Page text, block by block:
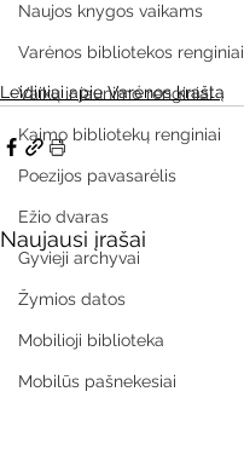
Naujos knygos vaikams
Varėnos bibliotekos renginiai
Vaikų ir jaunimo renginiai
Kaimo bibliotekų renginiai
Poezijos pavasarėlis
Ežio dvaras
Gyvieji archyvai
Žymios datos
Mobilioji biblioteka
Mobilūs pašnekesiai
Leidiniai apie Varėnos kraštą
Naujausi įrašai